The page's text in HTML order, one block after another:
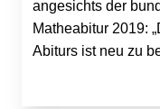
angesichts der
Matheabitur 2019:
Abiturs ist neu zu